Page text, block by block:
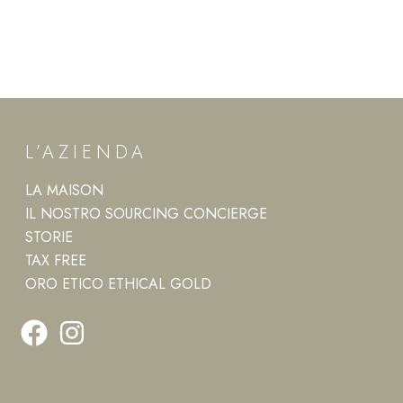
L’AZIENDA
LA MAISON
IL NOSTRO SOURCING CONCIERGE
STORIE
TAX FREE
ORO ETICO ETHICAL GOLD